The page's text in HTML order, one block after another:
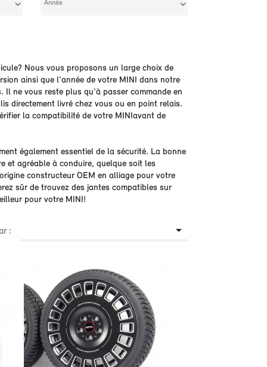
Nous vous proposons un large choix de
ainsi que l'année de votre MINI dans notre
Il ne vous reste plus qu'à passer commande en
directement livré chez vous ou en point relais.
la compatibilité de votre MINIavant de
également essentiel de la sécurité. La bonne
et agréable à conduire, quelque soit les
constructeur OEM en alliage pour votre
sûr de trouvez des jantes compatibles sur
pour votre MINI!
: 